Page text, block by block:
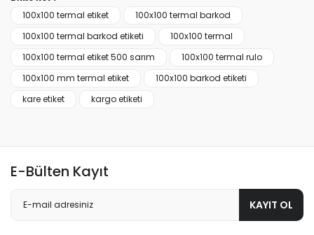
100x100 termal etiket
100x100 termal barkod
100x100 termal barkod etiketi
100x100 termal
100x100 termal etiket 500 sarım
100x100 termal rulo
100x100 mm termal etiket
100x100 barkod etiketi
kare etiket
kargo etiketi
E-Bülten Kayıt
KAYIT OL